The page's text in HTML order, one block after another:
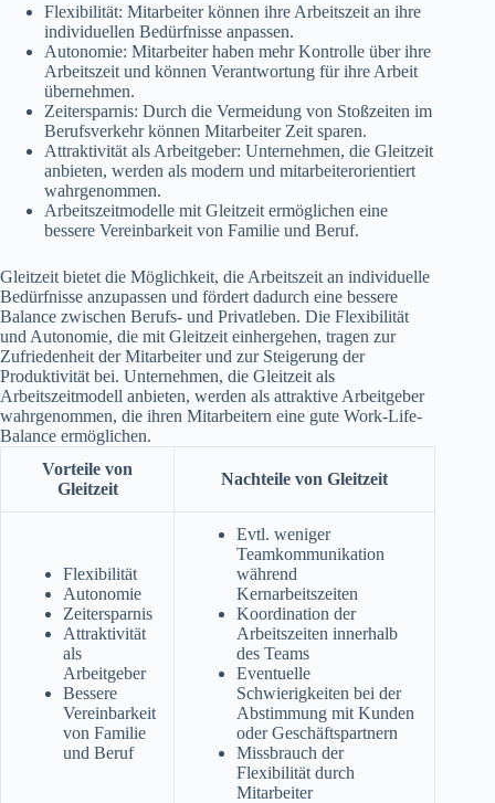
Flexibilität: Mitarbeiter können ihre Arbeitszeit an ihre
individuellen Bedürfnisse anpassen.
Autonomie: Mitarbeiter haben mehr Kontrolle über ihre
Arbeitszeit und können Verantwortung für ihre Arbeit
übernehmen.
Zeitersparnis: Durch die Vermeidung von Stoßzeiten im
Berufsverkehr können Mitarbeiter Zeit sparen.
Attraktivität als Arbeitgeber: Unternehmen, die Gleitzeit
anbieten, werden als modern und mitarbeiterorientiert
wahrgenommen.
Arbeitszeitmodelle mit Gleitzeit ermöglichen eine
bessere Vereinbarkeit von Familie und Beruf.
Gleitzeit bietet die Möglichkeit, die Arbeitszeit an individuelle
Bedürfnisse anzupassen und fördert dadurch eine bessere
Balance zwischen Berufs- und Privatleben. Die Flexibilität
und Autonomie, die mit Gleitzeit einhergehen, tragen zur
Zufriedenheit der Mitarbeiter und zur Steigerung der
Produktivität bei. Unternehmen, die Gleitzeit als
Arbeitszeitmodell anbieten, werden als attraktive Arbeitgeber
wahrgenommen, die ihren Mitarbeitern eine gute Work-Life-
Balance ermöglichen.
Vorteile von
Gleitzeit
Nachteile von Gleitzeit
Flexibilität
Autonomie
Zeitersparnis
Attraktivität
als
Arbeitgeber
Bessere
Vereinbarkeit
von Familie
und Beruf
Evtl. weniger
Teamkommunikation
während
Kernarbeitszeiten
Koordination der
Arbeitszeiten innerhalb
des Teams
Eventuelle
Schwierigkeiten bei der
Abstimmung mit Kunden
oder Geschäftspartnern
Missbrauch der
Flexibilität durch
Mitarbeiter